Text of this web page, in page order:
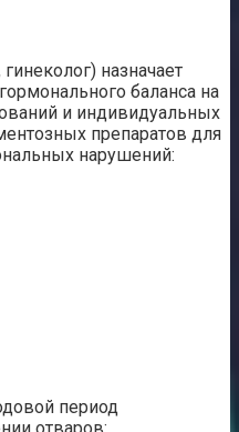
назначает
баланса на
и индивидуальных
препаратов для
нарушений:
период